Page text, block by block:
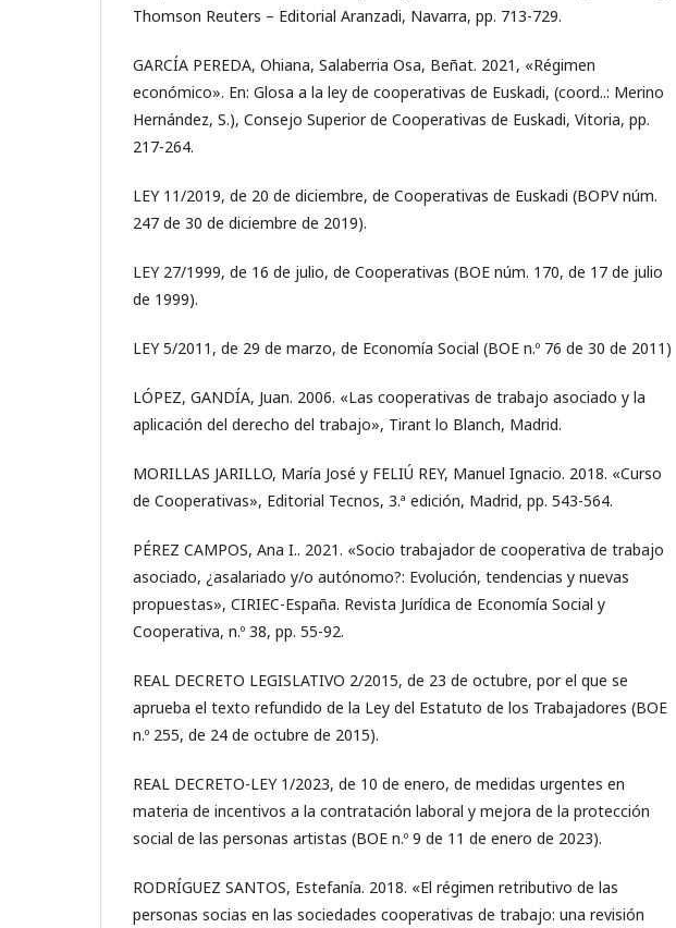
Thomson Reuters – Editorial Aranzadi, Navarra, pp. 713-729.
GARCÍA PEREDA, Ohiana, Salaberria Osa, Beñat. 2021, «Régimen
económico». En: Glosa a la ley de cooperativas de Euskadi, (coord..: Merino
Hernández, S.), Consejo Superior de Cooperativas de Euskadi, Vitoria, pp.
217-264.
LEY 11/2019, de 20 de diciembre, de Cooperativas de Euskadi (BOPV núm.
247 de 30 de diciembre de 2019).
LEY 27/1999, de 16 de julio, de Cooperativas (BOE núm. 170, de 17 de julio
de 1999).
LEY 5/2011, de 29 de marzo, de Economía Social (BOE n.º 76 de 30 de 2011)
LÓPEZ, GANDÍA, Juan. 2006. «Las cooperativas de trabajo asociado y la
aplicación del derecho del trabajo», Tirant lo Blanch, Madrid.
MORILLAS JARILLO, María José y FELIÚ REY, Manuel Ignacio. 2018. «Curso
de Cooperativas», Editorial Tecnos, 3.ª edición, Madrid, pp. 543-564.
PÉREZ CAMPOS, Ana I.. 2021. «Socio trabajador de cooperativa de trabajo
asociado, ¿asalariado y/o autónomo?: Evolución, tendencias y nuevas
propuestas», CIRIEC-España. Revista Jurídica de Economía Social y
Cooperativa, n.º 38, pp. 55-92.
REAL DECRETO LEGISLATIVO 2/2015, de 23 de octubre, por el que se
aprueba el texto refundido de la Ley del Estatuto de los Trabajadores (BOE
n.º 255, de 24 de octubre de 2015).
REAL DECRETO-LEY 1/2023, de 10 de enero, de medidas urgentes en
materia de incentivos a la contratación laboral y mejora de la protección
social de las personas artistas (BOE n.º 9 de 11 de enero de 2023).
RODRÍGUEZ SANTOS, Estefanía. 2018. «El régimen retributivo de las
personas socias en las sociedades cooperativas de trabajo: una revisión